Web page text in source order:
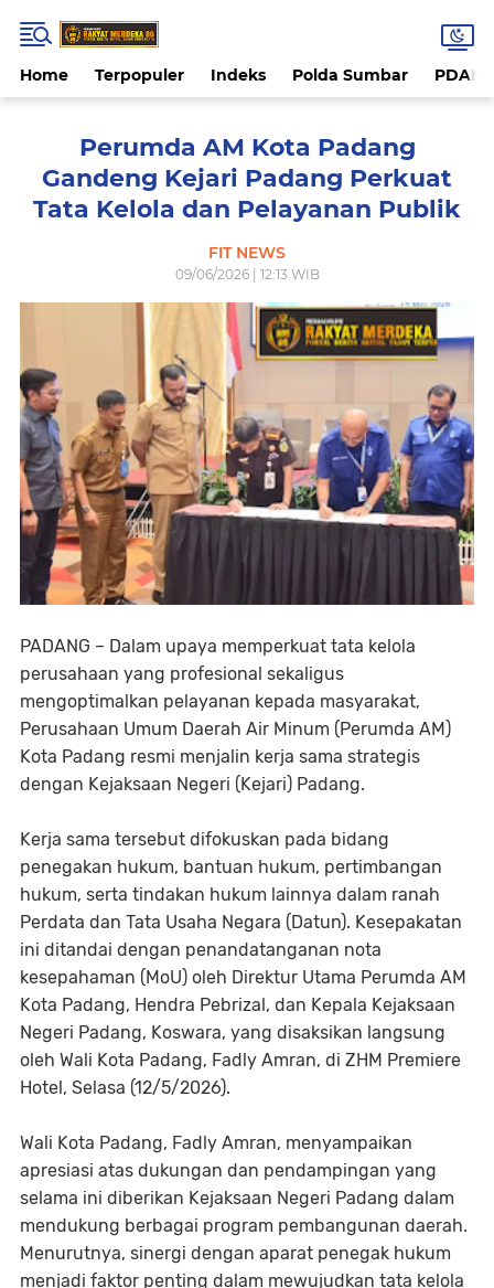
Home Terpopuler Indeks Polda Sumbar PDAM
Perumda AM Kota Padang
Gandeng Kejari Padang Perkuat
Tata Kelola dan Pelayanan Publik
FIT NEWS
09/06/2026 | 12:13 WIB
PADANG – Dalam upaya memperkuat tata kelola
perusahaan yang profesional sekaligus
mengoptimalkan pelayanan kepada masyarakat,
Perusahaan Umum Daerah Air Minum (Perumda AM)
Kota Padang resmi menjalin kerja sama strategis
dengan Kejaksaan Negeri (Kejari) Padang.
Kerja sama tersebut difokuskan pada bidang
penegakan hukum, bantuan hukum, pertimbangan
hukum, serta tindakan hukum lainnya dalam ranah
Perdata dan Tata Usaha Negara (Datun). Kesepakatan
ini ditandai dengan penandatanganan nota
kesepahaman (MoU) oleh Direktur Utama Perumda AM
Kota Padang, Hendra Pebrizal, dan Kepala Kejaksaan
Negeri Padang, Koswara, yang disaksikan langsung
oleh Wali Kota Padang, Fadly Amran, di ZHM Premiere
Hotel, Selasa (12/5/2026).
Wali Kota Padang, Fadly Amran, menyampaikan
apresiasi atas dukungan dan pendampingan yang
selama ini diberikan Kejaksaan Negeri Padang dalam
mendukung berbagai program pembangunan daerah.
Menurutnya, sinergi dengan aparat penegak hukum
menjadi faktor penting dalam mewujudkan tata kelola